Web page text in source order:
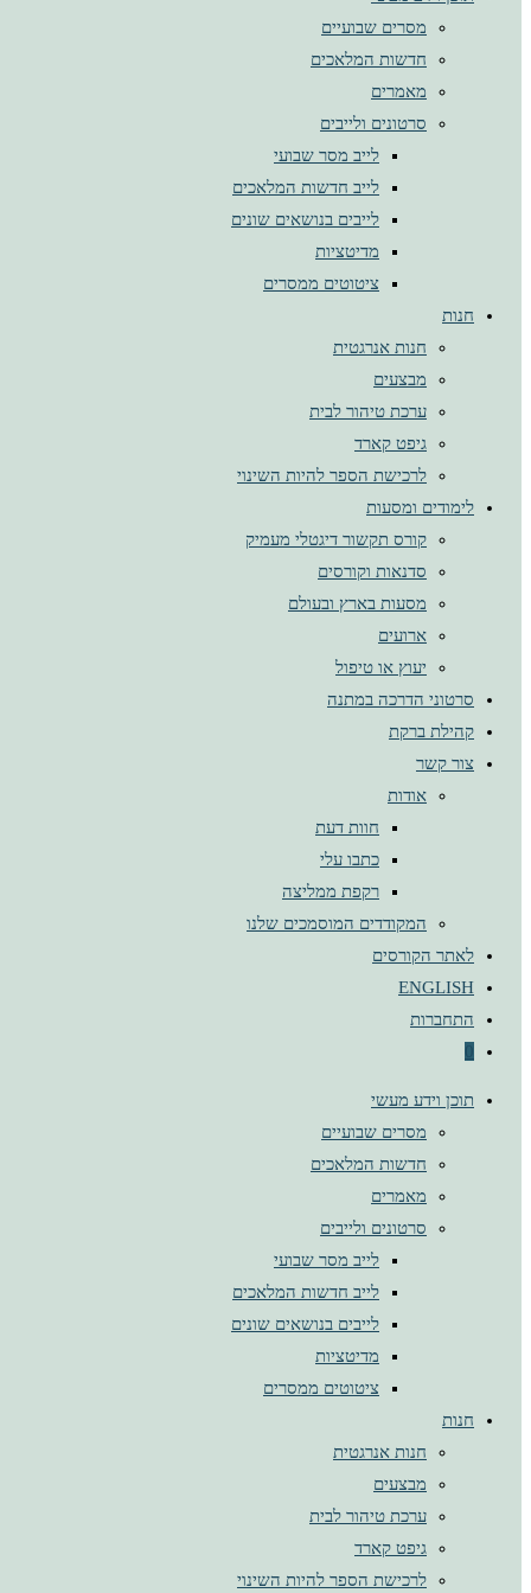
מסרים שבועיים
חדשות המלאכים
מאמרים
סרטונים ולייבים
לייב מסר שבועי
לייב חדשות המלאכים
לייבים בנושאים שונים
מדיטציות
ציטוטים ממסרים
חנות
חנות אנרגטית
מבצעים
ערכת טיהור לבית
גיפט קארד
לרכישת הספר להיות השינוי
לימודים ומסעות
קורס תקשור דיגטלי מעמיק
סדנאות וקורסים
מסעות בארץ ובעולם
ארועים
יעוץ או טיפול
סרטוני הדרכה במתנה
קהילת ברקת
צור קשר
אודות
חוות דעת
כתבו עלי
רקפת ממליצה
המקודדים המוסמכים שלנו
לאתר הקורסים
ENGLISH
התחברות
תוכן וידע מעשי
מסרים שבועיים
חדשות המלאכים
מאמרים
סרטונים ולייבים
לייב מסר שבועי
לייב חדשות המלאכים
לייבים בנושאים שונים
מדיטציות
ציטוטים ממסרים
חנות
חנות אנרגטית
מבצעים
ערכת טיהור לבית
גיפט קארד
לרכישת הספר להיות השינוי